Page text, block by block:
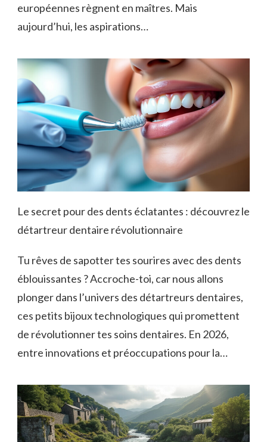
européennes règnent en maîtres. Mais
aujourd’hui, les aspirations…
Le secret pour des dents éclatantes : découvrez le
détartreur dentaire révolutionnaire
Tu rêves de sapotter tes sourires avec des dents
éblouissantes ? Accroche-toi, car nous allons
plonger dans l’univers des détartreurs dentaires,
ces petits bijoux technologiques qui promettent
de révolutionner tes soins dentaires. En 2026,
entre innovations et préoccupations pour la…